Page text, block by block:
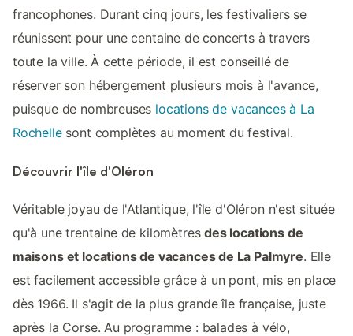
francophones. Durant cinq jours, les festivaliers se
réunissent pour une centaine de concerts à travers
toute la ville. À cette période, il est conseillé de
réserver son hébergement plusieurs mois à l'avance,
puisque de nombreuses locations de vacances à La
Rochellesont complètes au moment du festival.
Découvrir l'île d'Oléron
Véritable joyau de l'Atlantique, l'île d'Oléron n'est située
qu'à une trentaine de kilomètresdes locations de
maisons et locations de vacances de La Palmyre. Elle
est facilement accessible grâce à un pont, mis en place
dès 1966. Il s'agit de la plus grande île française, juste
après la Corse. Au programme : balades à vélo,